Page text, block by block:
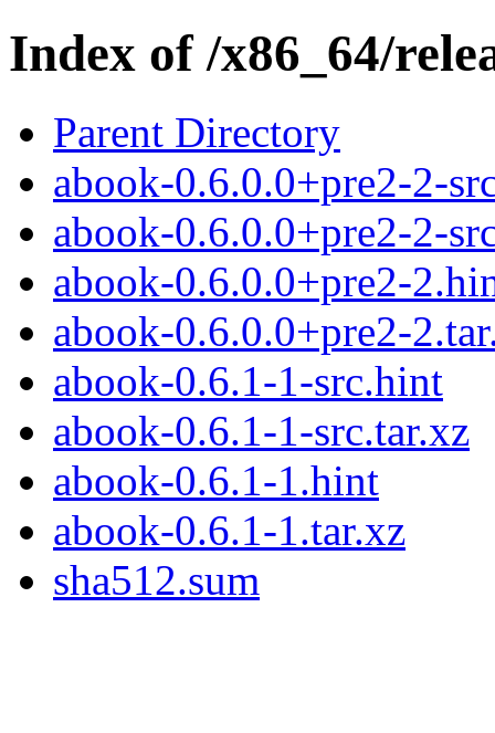
Index of /x86_64/
Parent Directory
abook-0.6.0.0+pre2-2-
abook-0.6.0.0+pre2-2-
abook-0.6.0.0+pre2-
abook-0.6.0.0+pre2-
abook-0.6.1-1-src.hint
abook-0.6.1-1-src.tar.xz
abook-0.6.1-1.hint
abook-0.6.1-1.tar.xz
sha512.sum